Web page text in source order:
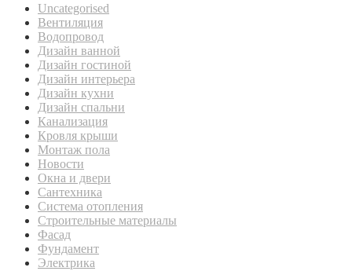
Uncategorised
Вентиляция
Водопровод
Дизайн ванной
Дизайн гостиной
Дизайн интерьера
Дизайн кухни
Дизайн спальни
Канализация
Кровля крыши
Монтаж пола
Новости
Окна и двери
Сантехника
Система отопления
Строительные материалы
Фасад
Фундамент
Электрика